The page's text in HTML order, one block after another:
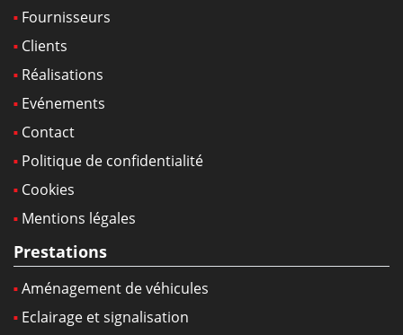
Fournisseurs
Clients
Réalisations
Evénements
Contact
Politique de confidentialité
Cookies
Mentions légales
Prestations
Aménagement de véhicules
Eclairage et signalisation